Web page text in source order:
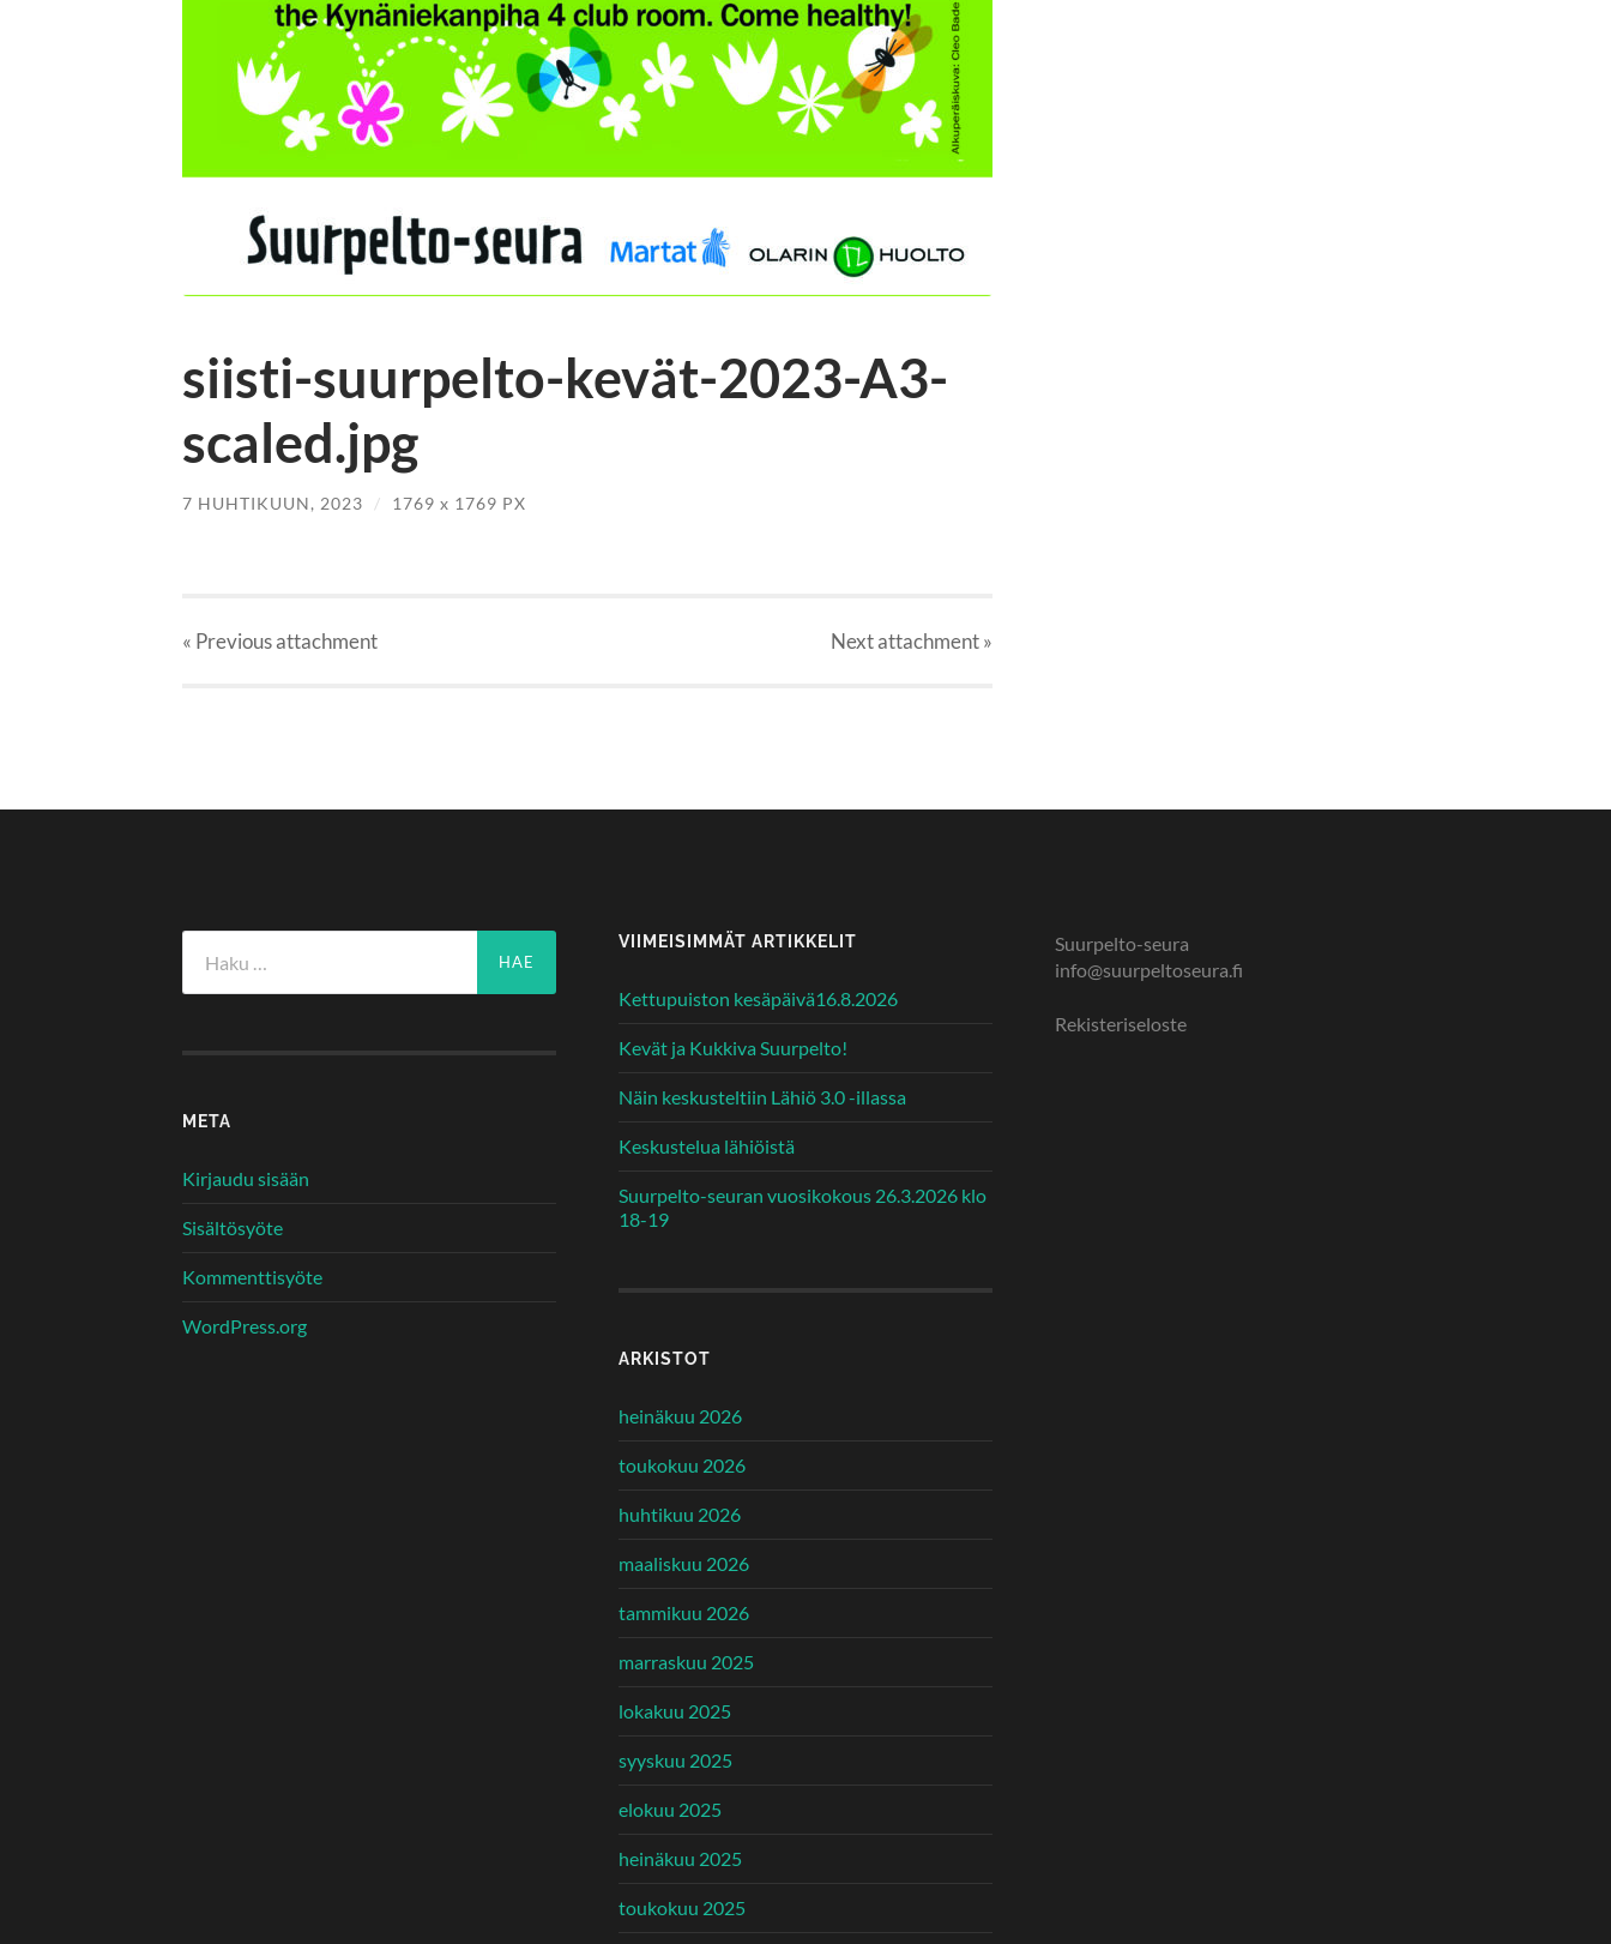
siisti-suurpelto-kevät-2023-A3-
scaled.jpg
7 HUHTIKUUN, 2023 / 1769 x 1769 PX
« Previousattachment Nextattachment»
META
Kirjaudu sisään
Sisältösyöte
Kommenttisyöte
WordPress.org
VIIMEISIMMÄT ARTIKKELIT
Kettupuiston kesäpäivä16.8.2026
Kevät ja Kukkiva Suurpelto!
Näin keskusteltiin Lähiö 3.0 -illassa
Keskustelua lähiöistä
Suurpelto-seuran vuosikokous 26.3.2026 klo
18-19
ARKISTOT
heinäkuu 2026
toukokuu 2026
huhtikuu 2026
maaliskuu 2026
tammikuu 2026
marraskuu 2025
lokakuu 2025
syyskuu 2025
elokuu 2025
heinäkuu 2025
toukokuu 2025
Suurpelto-seura
info@suurpeltoseura.fi
Rekisteriseloste